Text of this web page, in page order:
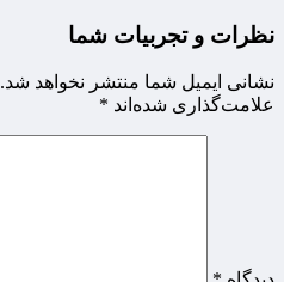
نظرات و تجربیات شما
نشانی ایمیل شما منتشر نخواهد شد.
علامت‌گذاری شده‌اند *